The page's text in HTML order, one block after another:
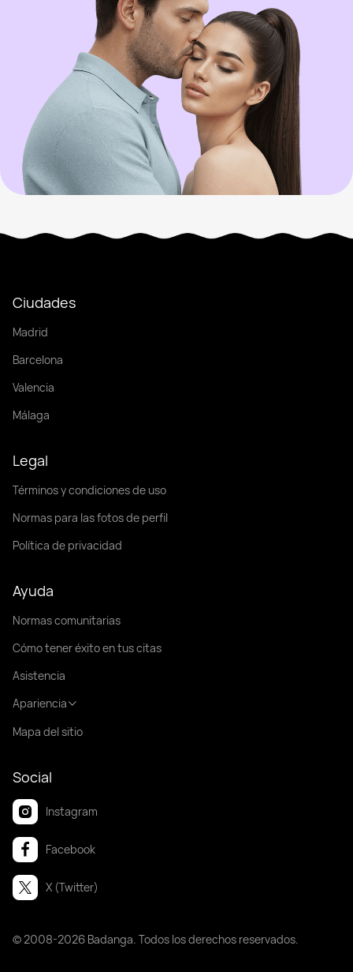
Ciudades
Madrid
Barcelona
Valencia
Málaga
Legal
Términos y condiciones de uso
Normas para las fotos de perfil
Política de privacidad
Ayuda
Normas comunitarias
Cómo tener éxito en tus citas
Asistencia
Apariencia
Mapa del sitio
Social
Instagram
Facebook
X (Twitter)
© 2008-2026 Badanga. Todos los derechos reservados.